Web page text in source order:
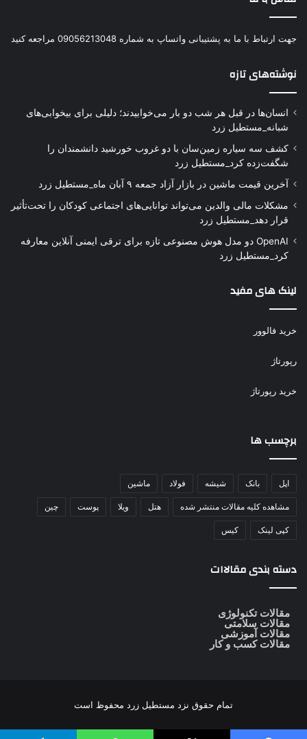
جهت ارتباط با ما به پشتیبانی واتساپ به شماره 09056213048 مراجعه کنید
نوشته‌های تازه
انسان‌ها در قبل هر شب دو بار می‌خوابیدند؛ دلیلی برای بیخوابی‌های
شبانه_مستطیل زرد
کشف سه سیاره زمین‌سان با دو غروب خورشید دانشمندان را
شگفت‌زده کرد_مستطیل زرد
آخرین قیمت ماشین در بازار آزاد جمعه ۹ آبان ماه_مستطیل زرد
مشکلات مالی والدین می‌تواند توانایی‌های اجتماعی کودکان را تحت‌تأثیر
قرار دهد_مستطیل زرد
OpenAI دو مدل هوش مصنوعی تازه برای ترقی ایمنی آنلاین معارفه
کرد_مستطیل زرد
لینک های مفید
خرید فالوور
رپورتاژ
خرید رپورتاژ
برچسب ها
اپل بانک شیشه فولاد ماشین
مشاهده کلیه مقالات منتشر شده هتل ویلا پوست چین
کپی لینک کیس
دسته بندی مقالاات
مقالات تکنولوژی
مقالات سلامتی
مقالات آموزشی
مقالات کسب و کار
تمام حقوق نزد مستطیل زرد محفوظ است